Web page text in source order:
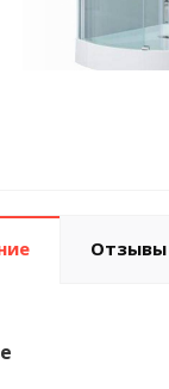
Отзывы